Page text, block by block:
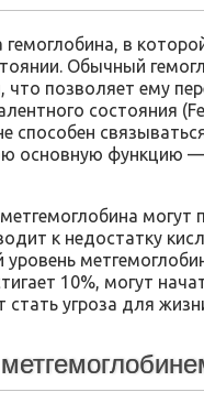
в
Обычный
позволяет ему
состояния
способен
основную функцию —
могут
к недостатку
10%, могут
угроза для